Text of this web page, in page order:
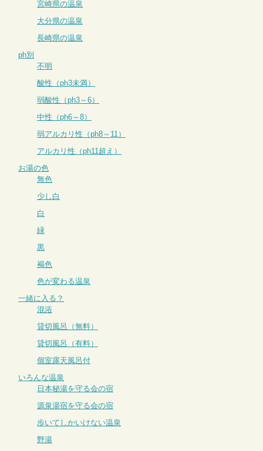
宮崎県の温泉
大分県の温泉
長崎県の温泉
ph別
不明
酸性（ph3未満）
弱酸性（ph3～6）
中性（ph6～8）
弱アルカリ性（ph8～11）
アルカリ性（ph11超え）
お湯の色
無色
少し白
白
緑
黒
褐色
色が変わる温泉
一緒に入る？
混浴
貸切風呂（無料）
貸切風呂（有料）
個室露天風呂付
いろんな温泉
日本秘湯を守る会の宿
源泉湯宿を守る会の宿
歩いてしかいけない温泉
野湯